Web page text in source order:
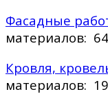
Фасадные
материалов:
Кровля,
материалов: